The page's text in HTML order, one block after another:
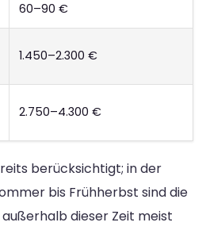
60–90 €
1.450–2.300 €
2.750–4.300 €
berücksichtigt; in der
bis Frühherbst sind die
dieser Zeit meist